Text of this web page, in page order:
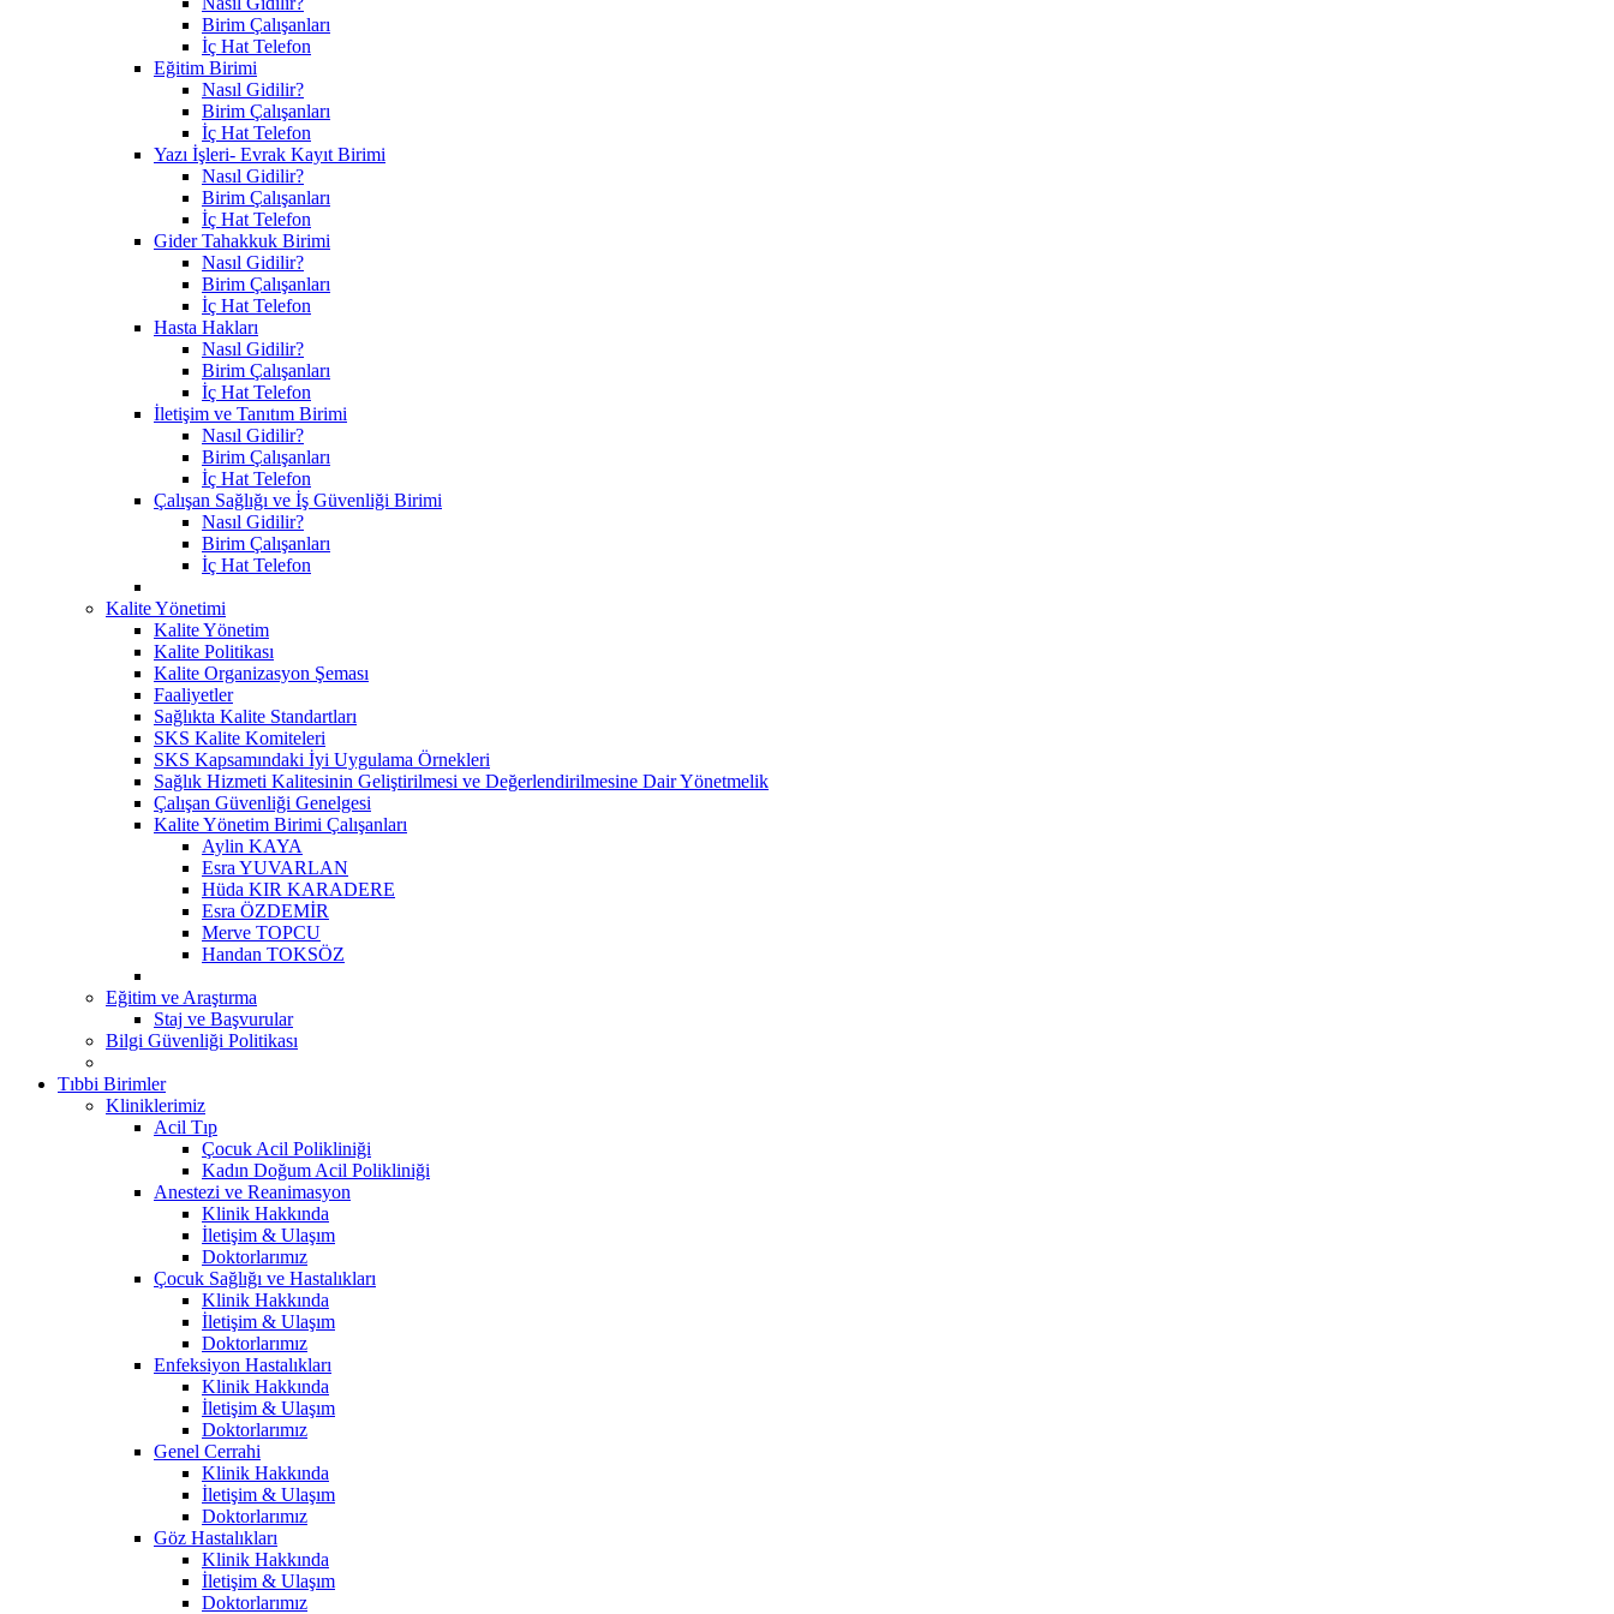
Birim Çalışanları
İç Hat Telefon
Eğitim Birimi
Nasıl Gidilir?
Birim Çalışanları
İç Hat Telefon
Yazı İşleri- Evrak Kayıt Birimi
Nasıl Gidilir?
Birim Çalışanları
İç Hat Telefon
Gider Tahakkuk Birimi
Nasıl Gidilir?
Birim Çalışanları
İç Hat Telefon
Hasta Hakları
Nasıl Gidilir?
Birim Çalışanları
İç Hat Telefon
İletişim ve Tanıtım Birimi
Nasıl Gidilir?
Birim Çalışanları
İç Hat Telefon
Çalışan Sağlığı ve İş Güvenliği Birimi
Nasıl Gidilir?
Birim Çalışanları
İç Hat Telefon
Kalite Yönetimi
Kalite Yönetim
Kalite Politikası
Kalite Organizasyon Şeması
Faaliyetler
Sağlıkta Kalite Standartları
SKS Kalite Komiteleri
SKS Kapsamındaki İyi Uygulama Örnekleri
Sağlık Hizmeti Kalitesinin Geliştirilmesi ve Değerlendirilmesine Dair Yönetmelik
Çalışan Güvenliği Genelgesi
Kalite Yönetim Birimi Çalışanları
Aylin KAYA
Esra YUVARLAN
Hüda KIR KARADERE
Esra ÖZDEMİR
Merve TOPCU
Handan TOKSÖZ
Eğitim ve Araştırma
Staj ve Başvurular
Bilgi Güvenliği Politikası
Tıbbi Birimler
Kliniklerimiz
Acil Tıp
Çocuk Acil Polikliniği
Kadın Doğum Acil Polikliniği
Anestezi ve Reanimasyon
Klinik Hakkında
İletişim & Ulaşım
Doktorlarımız
Çocuk Sağlığı ve Hastalıkları
Klinik Hakkında
İletişim & Ulaşım
Doktorlarımız
Enfeksiyon Hastalıkları
Klinik Hakkında
İletişim & Ulaşım
Doktorlarımız
Genel Cerrahi
Klinik Hakkında
İletişim & Ulaşım
Doktorlarımız
Göz Hastalıkları
Klinik Hakkında
İletişim & Ulaşım
Doktorlarımız